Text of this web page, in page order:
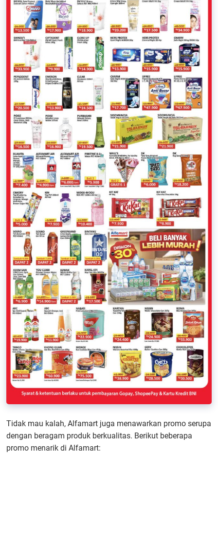
Tidak mau kalah, Alfamart juga menawarkan promo serupa
dengan beragam produk berkualitas. Berikut beberapa
promo menarik di Alfamart: